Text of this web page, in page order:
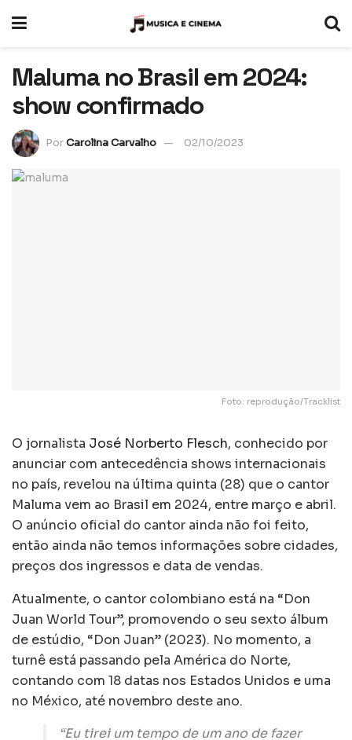
Maluma no Brasil em 2024:
show confirmado
PorCarolina Carvalho 02/10/2023
Foto: reprodução/Tracklist
O jornalista José Norberto Flesch, conhecido por
anunciar com antecedência shows internacionais
no país, revelou na última quinta (28) que o cantor
Maluma vem ao Brasil em 2024, entre março e abril.
O anúncio oficial do cantor ainda não foi feito,
então ainda não temos informações sobre cidades,
preços dos ingressos e data de vendas.
Atualmente, o cantor colombiano está na “Don
Juan World Tour”, promovendo o seu sexto álbum
de estúdio, “Don Juan” (2023). No momento, a
turnê está passando pela América do Norte,
contando com 18 datas nos Estados Unidos e uma
no México, até novembro deste ano.
“Eu tirei um tempo de um ano de fazer